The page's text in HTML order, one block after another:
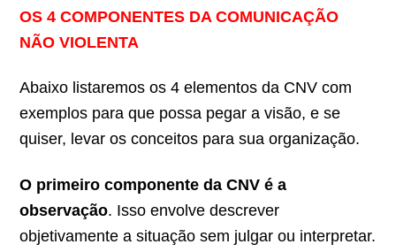
OS 4 COMPONENTES DA COMUNICAÇÃO
NÃO VIOLENTA
Abaixo listaremos os 4 elementos da CNV com
exemplos para que possa pegar a visão, e se
quiser, levar os conceitos para sua organização.
O primeiro componente da CNV é a
observação. Isso envolve descrever
objetivamente a situação sem julgar ou interpretar.